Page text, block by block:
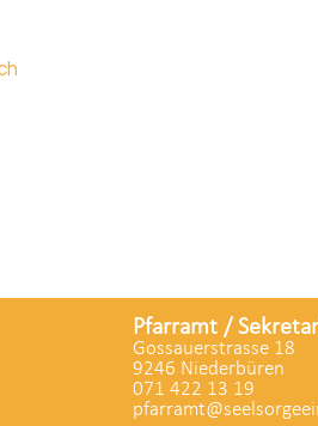
Pfarramt /
Gossauerstrasse 18
9246 Niederbüren
071 422 13 19